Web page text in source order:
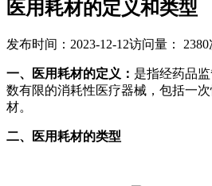
医用耗材的定义和类型
发布时间：2023-12-12访问量： 2380
一、医用耗材的定义： 是指经药品
数有限的消耗性医疗器械，包括一
材。
二、医用耗材的类型